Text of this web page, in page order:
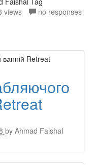
views
no responses
by Ahmad Faishal